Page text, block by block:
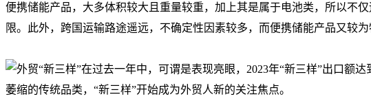
便携储能产品，大多体积较大且重量较重，加上其是属于电池类，所以不
限。此外，跨国运输路途遥远，不确定性因素较多，而便携储能产品又较